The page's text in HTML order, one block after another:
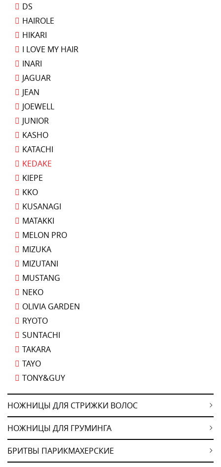
DS
HAIROLE
HIKARI
I LOVE MY HAIR
INARI
JAGUAR
JEAN
JOEWELL
JUNIOR
KASHO
KATACHI
KEDAKE
KIEPE
KKO
KUSANAGI
MATAKKI
MELON PRO
MIZUKA
MIZUTANI
MUSTANG
NEKO
OLIVIA GARDEN
RYOTO
SUNTACHI
TAKARA
TAYO
TONY&GUY
НОЖНИЦЫ ДЛЯ СТРИЖКИ ВОЛОС
НОЖНИЦЫ ДЛЯ ГРУМИНГА
БРИТВЫ ПАРИКМАХЕРСКИЕ